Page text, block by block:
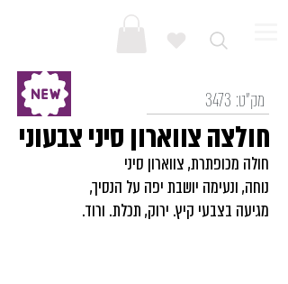
3473 מק"ט:
חולה מכופתרת, צווארון סיני
נוחה, ונעימה יושבת יפה על הנסיך,
מגיעה בצבעי קיץ. ירוק, תכלת. ורוד.
חולצה צווארון סיני צבעוני